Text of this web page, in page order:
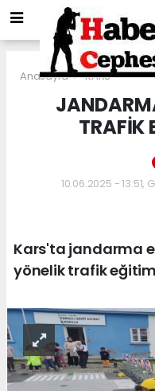
Anasayfa KARS
TRAFİK
10.06.2025 - 13:51,
Kars'ta jandarma
yönelik trafik